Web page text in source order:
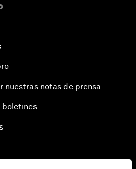
nuestras notas de prensa
boletines